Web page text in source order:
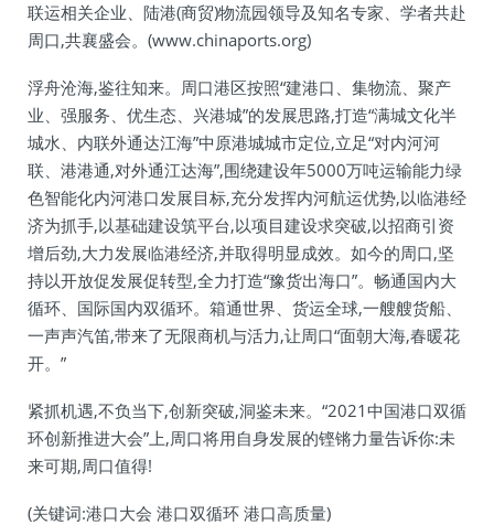
联运相关企业、陆港(商贸)物流园领导及知名专家、学者共赴
周口,共襄盛会。(www.chinaports.org)
浮舟沧海,鉴往知来。周口港区按照“建港口、集物流、聚产
业、强服务、优生态、兴港城”的发展思路,打造“满城文化半
城水、内联外通达江海”中原港城城市定位,立足“对内河河
联、港港通,对外通江达海”,围绕建设年5000万吨运输能力绿
色智能化内河港口发展目标,充分发挥内河航运优势,以临港经
济为抓手,以基础建设筑平台,以项目建设求突破,以招商引资
增后劲,大力发展临港经济,并取得明显成效。如今的周口,坚
持以开放促发展促转型,全力打造“豫货出海口”。畅通国内大
循环、国际国内双循环。箱通世界、货运全球,一艘艘货船、
一声声汽笛,带来了无限商机与活力,让周口“面朝大海,春暖花
开。”
紧抓机遇,不负当下,创新突破,洞鉴未来。“2021中国港口双循
环创新推进大会”上,周口将用自身发展的铿锵力量告诉你:未
来可期,周口值得!
(关键词:港口大会 港口双循环 港口高质量)